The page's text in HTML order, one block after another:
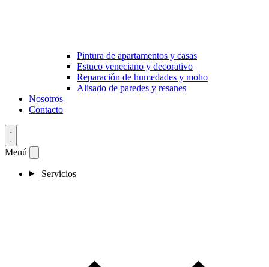
Pintura de apartamentos y casas
Estuco veneciano y decorativo
Reparación de humedades y moho
Alisado de paredes y resanes
Nosotros
Contacto
Menú
Servicios